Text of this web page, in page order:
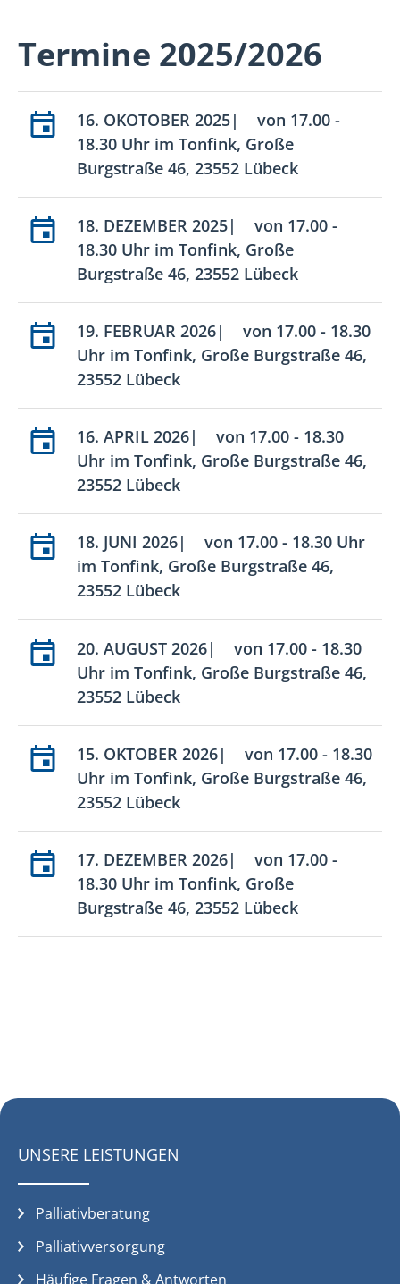
Termine 2025/2026
16. OKOTOBER 2025| von 17.00 -
18.30 Uhr im Tonfink, Große
Burgstraße 46, 23552 Lübeck
18. DEZEMBER 2025| von 17.00 -
18.30 Uhr im Tonfink, Große
Burgstraße 46, 23552 Lübeck
19. FEBRUAR 2026| von 17.00 - 18.30
Uhr im Tonfink, Große Burgstraße 46,
23552 Lübeck
16. APRIL 2026| von 17.00 - 18.30
Uhr im Tonfink, Große Burgstraße 46,
23552 Lübeck
18. JUNI 2026| von 17.00 - 18.30 Uhr
im Tonfink, Große Burgstraße 46,
23552 Lübeck
20. AUGUST 2026| von 17.00 - 18.30
Uhr im Tonfink, Große Burgstraße 46,
23552 Lübeck
15. OKTOBER 2026| von 17.00 - 18.30
Uhr im Tonfink, Große Burgstraße 46,
23552 Lübeck
17. DEZEMBER 2026| von 17.00 -
18.30 Uhr im Tonfink, Große
Burgstraße 46, 23552 Lübeck
UNSERE LEISTUNGEN
Palliativberatung
Palliativversorgung
Häufige Fragen & Antworten